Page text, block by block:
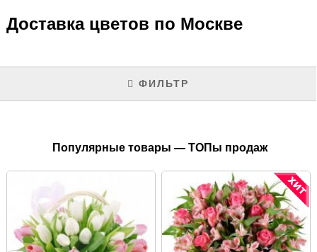
Доставка цветов по Москве
ФИЛЬТР
Популярные товары — ТОПы продаж